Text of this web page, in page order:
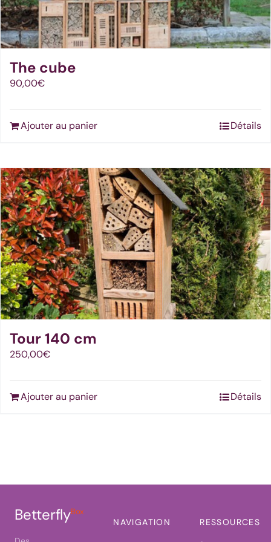
sur
la
page
The cube
90,00€
Ajouter au panier Détails
Tour 140 cm
250,00€
Ajouter au panier Détails
BetterflyBox
NAVIGATION RESSOURCES